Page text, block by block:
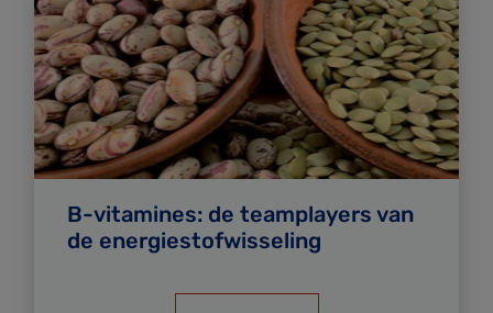
B-vitamines: de teamplayers van
de energiestofwisseling